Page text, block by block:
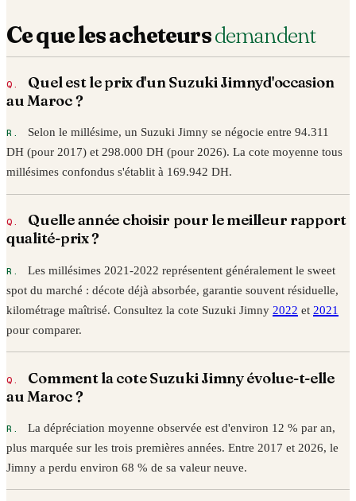
Ce que les acheteursdemandent
Quel est le prix d'unSuzukiJimnyd'occasion
au Maroc ?
Selon le millésime, un Suzuki Jimny se négocie entre 94.311
DH (pour 2017) et 298.000 DH (pour 2026). La cote moyenne tous
millésimes confondus s'établit à 169.942 DH.
Quelle année choisir pour le meilleur rapport
qualité-prix ?
Les millésimes 2021-2022 représentent généralement le sweet
spot du marché : décote déjà absorbée, garantie souvent résiduelle,
kilométrage maîtrisé. Consultez la cote Suzuki Jimny 2022 et 2021
pour comparer.
Comment la coteSuzuki Jimnyévolue-t-elle
au Maroc ?
La dépréciation moyenne observée est d'environ 12 % par an,
plus marquée sur les trois premières années. Entre 2017 et 2026, le
Jimny a perdu environ 68 % de sa valeur neuve.